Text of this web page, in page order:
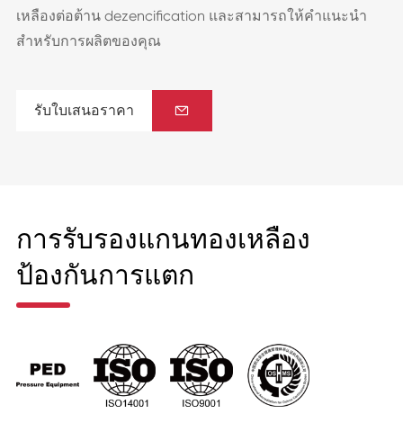
เหลืองต่อต้าน dezencification และสามารถให้คำแนะนำ
สำหรับการผลิตของคุณ
รับใบเสนอราคา 
การรับรองแกนทองเหลือง
ป้องกันการแตก